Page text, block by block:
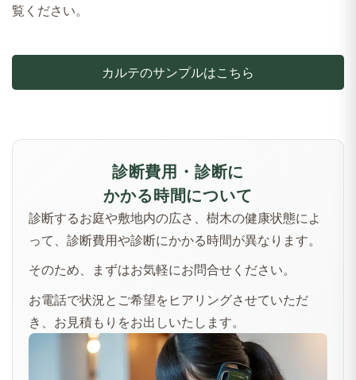
覧ください。
カルテのサンプルはこちら
診断費用・診断に
かかる時間について
診断するお庭や敷地内の広さ、樹木の健康状態によ
って、診断費用や診断にかかる時間が異なります。
そのため、まずはお気軽にお問合せください。
お電話で状況とご希望をヒアリングさせていただ
き、お見積もりをお出しいたします。